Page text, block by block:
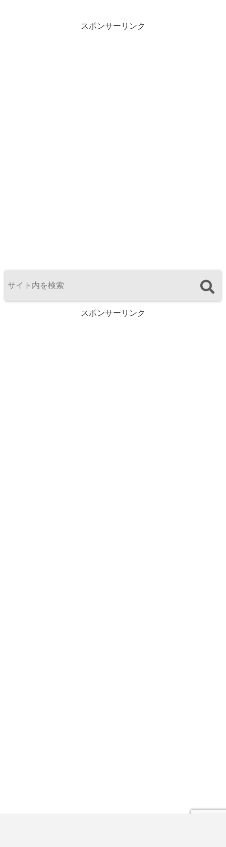
スポンサーリンク
スポンサーリンク